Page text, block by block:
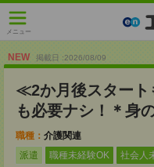
メニュー
NEW 掲載日 :2026/08/09
≪2か月後スター
も必要ナシ！＊身
職種： 介護関連
派遣
職種未経験OK 社会人